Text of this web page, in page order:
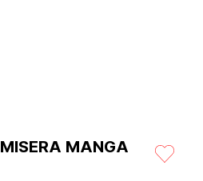
MANGA